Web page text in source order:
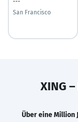
San Francisco
XING
Über eine Million